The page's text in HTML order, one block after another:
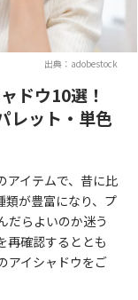
出典：adobestock
ドウ10選！
レット・単色
アイテムで、昔に比
類が豊富になり、プ
だらよいのか迷う
再確認するととも
アイシャドウをご